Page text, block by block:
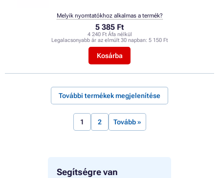
Segítségre van
5 385 Ft
4 240 Ft Áfa nélkül
Legalacsonyabb ár az elmúlt 30 napban: 5 150 Ft
Kosárba
Melyik nyomtatókhoz alkalmas a termék?
További termékek megjelenítése
1 2 Tovább »